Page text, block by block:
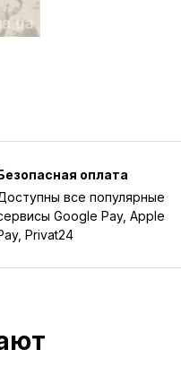
оплата
все популярные
Google Pay, Apple
Privat24